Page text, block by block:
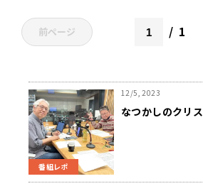
前ページ 1
番組レポ
12/5, 2023
なつかしのクリ